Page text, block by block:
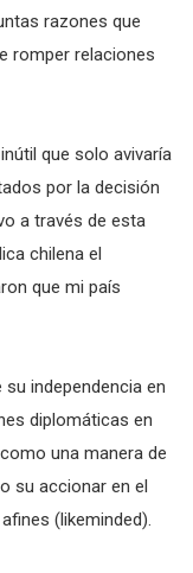
razones que
romper relaciones
que solo avivaría
por la decisión
a través de esta
chilena el
que mi país
independencia en
diplomáticas en
una manera de
su accionar en el
(likeminded).